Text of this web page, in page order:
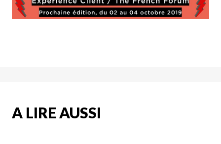
A LIRE AUSSI